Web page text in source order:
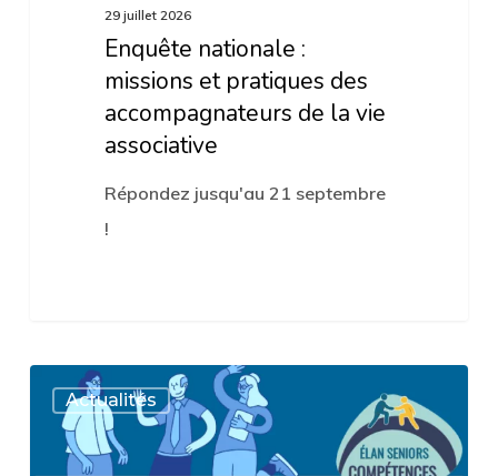
associative
29 juillet 2026
Enquête nationale :
missions et pratiques des
accompagnateurs de la vie
associative
Répondez jusqu'au 21 septembre
!
Actualités
Retour
sur